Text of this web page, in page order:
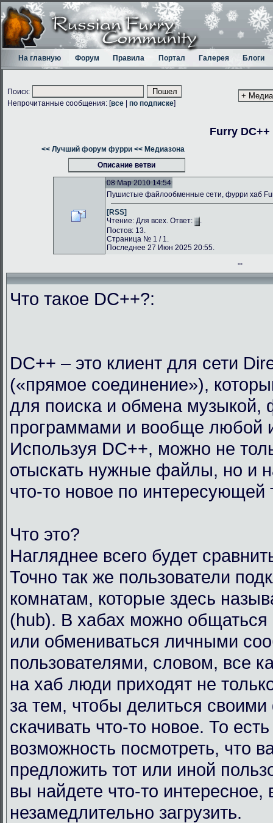
На главную Форум Правила Портал Галерея Блоги
Поиск:
Непрочитанные сообщения: [все по подписке]
Furry DC++
<< Лучший форум фурри << Медиазона
Описание ветви
08 Мар 2010 14:54
Пушистые файлообменные сети, фурри хаб
[RSS]
Чтение: Для всех. Ответ:
.
Постов: 13.
Страница № 1 / 1.
Последнее 27 Июн 2025 20:55.
--
Что такое DC++?:
DC++ – это клиент для сети
(«прямое соединение»),
для поиска и обмена
программами и вообще любой
Используя DC++, можно не
отыскать нужные файлы, но и
что-то новое по интересующей
Что это?
Нагляднее всего будет
Точно так же пользователи
комнатам, которые здесь
(hub). В хабах можно
или обмениваться личными
пользователями, словом, все
на хаб люди приходят не
за тем, чтобы делиться
скачивать что-то новое. То
возможность посмотреть, что
предложить тот или иной
вы найдете что-то интересное,
незамедлительно загрузить.